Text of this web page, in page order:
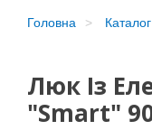
Головна Каталог
Люк Із
"Smart"